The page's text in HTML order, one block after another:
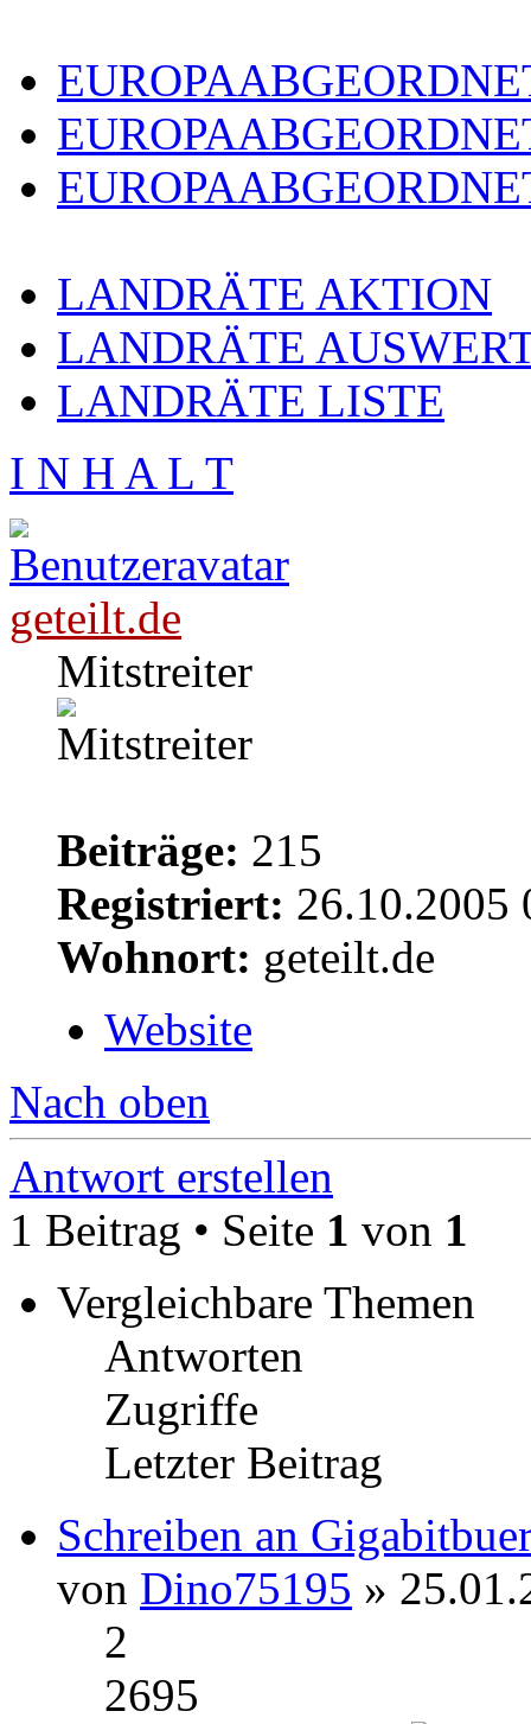
LANDRÄTE AKTION
LANDRÄTE
LANDRÄTE LISTE
I N H A L T
geteilt.de
Mitstreiter
Beiträge: 215
Registriert: 26.10.2005
Wohnort: geteilt.de
Website
Nach oben
Antwort erstellen
1 Beitrag • Seite 1 von 1
Vergleichbare Themen
Antworten
Zugriffe
Letzter Beitrag
Schreiben an
von Dino75195 »
2
2695